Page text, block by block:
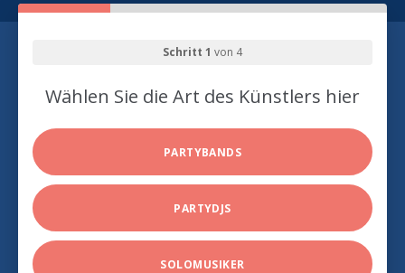
Schritt 1 von 4
Wählen Sie die Art des Künstlers hier
PARTYBANDS
PARTYDJS
SOLOMUSIKER